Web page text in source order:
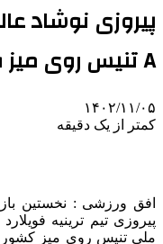
پیروزی نوشاد
A تنیس روی میز فرانسه
۱۴۰۲/۱۱/۰۵
کمتر از یک دقیقه
پیروزی تیم ترینیه
ملی تنیس روی میز